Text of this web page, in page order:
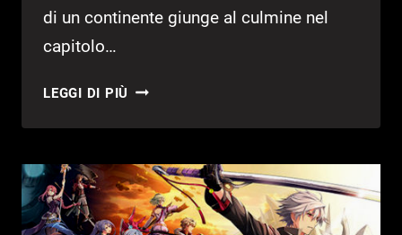
di un continente giunge al culmine nel
capitolo…
LEGGI DI PIÙ TRAILS
COLD
III/IV
ORA
DISPONIBILE